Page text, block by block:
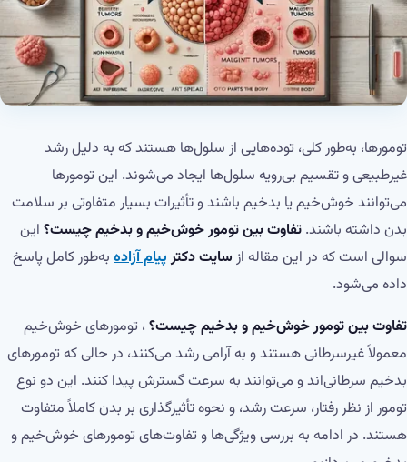
تومورها، به‌طور کلی، توده‌هایی از سلول‌ها هستند که به دلیل رشد
غیرطبیعی و تقسیم بی‌رویه سلول‌ها ایجاد می‌شوند. این تومورها
می‌توانند خوش‌خیم یا بدخیم باشند و تأثیرات بسیار متفاوتی بر سلامت
بدن داشته باشند. تفاوت بین تومور خوش‌خیم و بدخیم چیست؟ این
سوالی است که در این مقاله از سایت دکترپیام آزاده به‌طور کامل پاسخ
داده می‌شود.
تفاوت بین تومور خوش‌خیم و بدخیم چیست؟ ، تومورهای خوش‌خیم
معمولاً غیرسرطانی هستند و به آرامی رشد می‌کنند، در حالی که تومورهای
بدخیم سرطانی‌اند و می‌توانند به سرعت گسترش پیدا کنند. این دو نوع
تومور از نظر رفتار، سرعت رشد، و نحوه تأثیرگذاری بر بدن کاملاً متفاوت
هستند. در ادامه به بررسی ویژگی‌ها و تفاوت‌های تومورهای خوش‌خیم و